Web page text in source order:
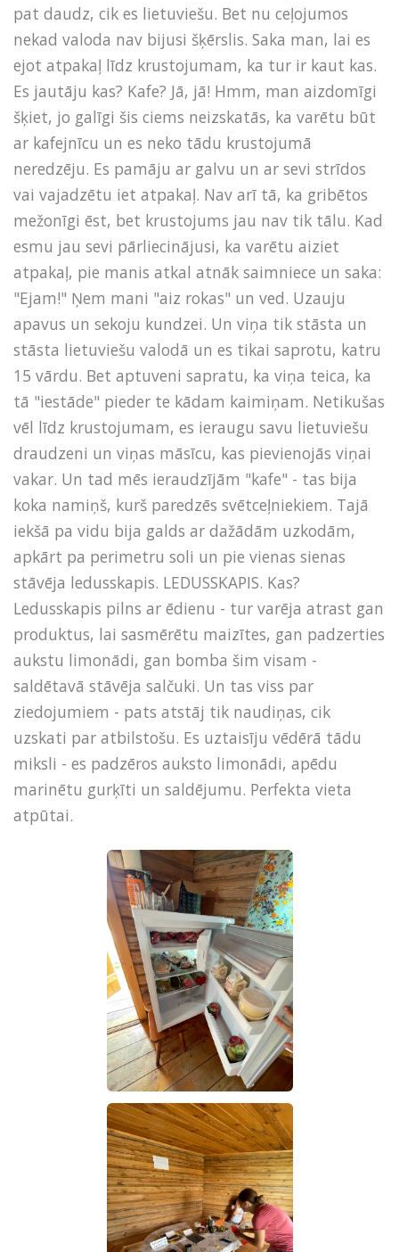
pat daudz, cik es lietuviešu. Bet nu ceļojumos
nekad valoda nav bijusi šķērslis. Saka man, lai es
ejot atpakaļ līdz krustojumam, ka tur ir kaut kas.
Es jautāju kas? Kafe? Jā, jā! Hmm, man aizdomīgi
šķiet, jo galīgi šis ciems neizskatās, ka varētu būt
ar kafejnīcu un es neko tādu krustojumā
neredzēju. Es pamāju ar galvu un ar sevi strīdos
vai vajadzētu iet atpakaļ. Nav arī tā, ka gribētos
mežonīgi ēst, bet krustojums jau nav tik tālu. Kad
esmu jau sevi pārliecinājusi, ka varētu aiziet
atpakaļ, pie manis atkal atnāk saimniece un saka:
"Ejam!" Ņem mani "aiz rokas" un ved. Uzauju
apavus un sekoju kundzei. Un viņa tik stāsta un
stāsta lietuviešu valodā un es tikai saprotu, katru
15 vārdu. Bet aptuveni sapratu, ka viņa teica, ka
tā "iestāde" pieder te kādam kaimiņam. Netikušas
vēl līdz krustojumam, es ieraugu savu lietuviešu
draudzeni un viņas māsīcu, kas pievienojās viņai
vakar. Un tad mēs ieraudzījām "kafe" - tas bija
koka namiņš, kurš paredzēs svētceļniekiem. Tajā
iekšā pa vidu bija galds ar dažādām uzkodām,
apkārt pa perimetru soli un pie vienas sienas
stāvēja ledusskapis. LEDUSSKAPIS. Kas?
Ledusskapis pilns ar ēdienu - tur varēja atrast gan
produktus, lai sasmērētu maizītes, gan padzerties
aukstu limonādi, gan bomba šim visam -
saldētavā stāvēja salčuki. Un tas viss par
ziedojumiem - pats atstāj tik naudiņas, cik
uzskati par atbilstošu. Es uztaisīju vēdērā tādu
miksli - es padzēros auksto limonādi, apēdu
marinētu gurķīti un saldējumu. Perfekta vieta
atpūtai.